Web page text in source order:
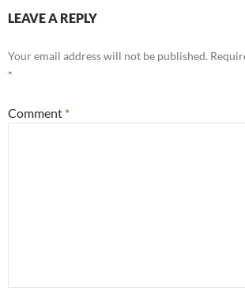
LEAVE A REPLY
Your email address will not be published.
*
Comment *